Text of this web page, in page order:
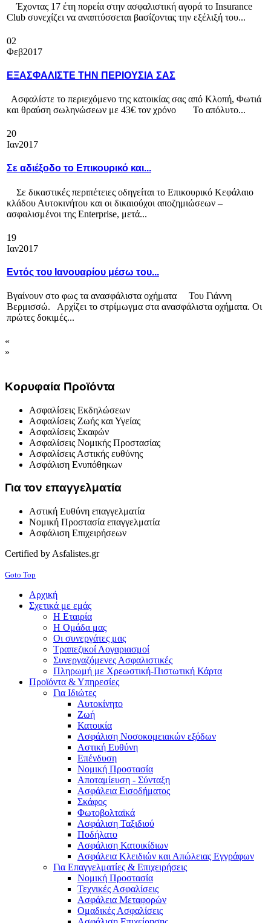
Έχοντας 17 έτη πορεία στην ασφαλιστική αγορά το Insurance
Club συνεχίζει να αναπτύσσεται βασίζοντας την εξέλιξή του...
02
Φεβ2017
ΕΞΑΣΦΑΛΙΣΤΕ ΤΗΝ ΠΕΡΙΟΥΣΙΑ ΣΑΣ
Ασφαλίστε το περιεχόμενο της κατοικίας σας από Κλοπή, Φωτιά
και θραύση σωληνώσεων με 43€ τον χρόνο Το απόλυτο...
20
Ιαν2017
Σε αδιέξοδο το Επικουρικό και...
Σε δικαστικές περιπέτειες οδηγείται το Επικουρικό Κεφάλαιο
κλάδου Αυτοκινήτου και οι δικαιούχοι αποζημιώσεων –
ασφαλισμένοι της Enterprise, μετά...
19
Ιαν2017
Εντός του Ιανουαρίου μέσω του...
Βγαίνουν στο φως τα ανασφάλιστα οχήματα Του Γιάννη
Βερμισσώ. Αρχίζει το στρίμωγμα στα ανασφάλιστα οχήματα. Οι
πρώτες δοκιμές...
«
»
Κορυφαία Προϊόντα
Ασφαλίσεις Εκδηλώσεων
Ασφαλίσεις Ζωής και Υγείας
Ασφαλίσεις Σκαφών
Ασφαλίσεις Νομικής Προστασίας
Ασφαλίσεις Αστικής ευθύνης
Ασφάλιση Ενυπόθηκων
Για τον επαγγελματία
Αστική Ευθύνη επαγγελματία
Νομική Προστασία επαγγελματία
Ασφάλιση Επιχειρήσεων
Certified by Asfalistes.gr
Goto Top
Αρχική
Σχετικά με εμάς
Η Εταιρία
Η Ομάδα μας
Οι συνεργάτες μας
Τραπεζικοί Λογαριασμοί
Συνεργαζόμενες Ασφαλιστικές
Πληρωμή με Χρεωστική-Πιστωτική Κάρτα
Προϊόντα & Υπηρεσίες
Για Ιδιώτες
Αυτοκίνητο
Ζωή
Κατοικία
Ασφάλιση Νοσοκομειακών εξόδων
Αστική Ευθύνη
Επένδυση
Νομική Προστασία
Αποταμίευση - Σύνταξη
Ασφάλεια Εισοδήματος
Σκάφος
Φωτοβολταϊκά
Ασφάλιση Ταξιδιού
Ποδήλατο
Ασφάλιση Κατοικίδιων
Ασφάλεια Κλειδιών και Απώλειας Εγγράφων
Για Επαγγελματίες & Επιχειρήσεις
Νομική Προστασία
Τεχνικές Ασφαλίσεις
Ασφάλεια Μεταφορών
Ομαδικές Ασφαλίσεις